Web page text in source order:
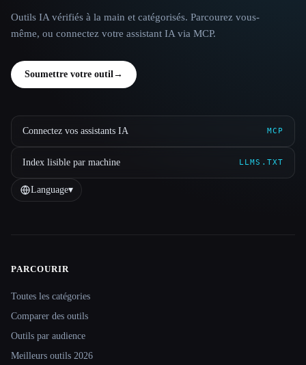
Outils IA vérifiés à la main et catégorisés. Parcourez vous-
même, ou connectez votre assistant IA via MCP.
Soumettre votre outil→
Connectez vos assistants IA MCP
Index lisible par machine LLMS.TXT
Language▾
Site navigation
PARCOURIR
Toutes les catégories
Comparer des outils
Outils par audience
Meilleurs outils 2026